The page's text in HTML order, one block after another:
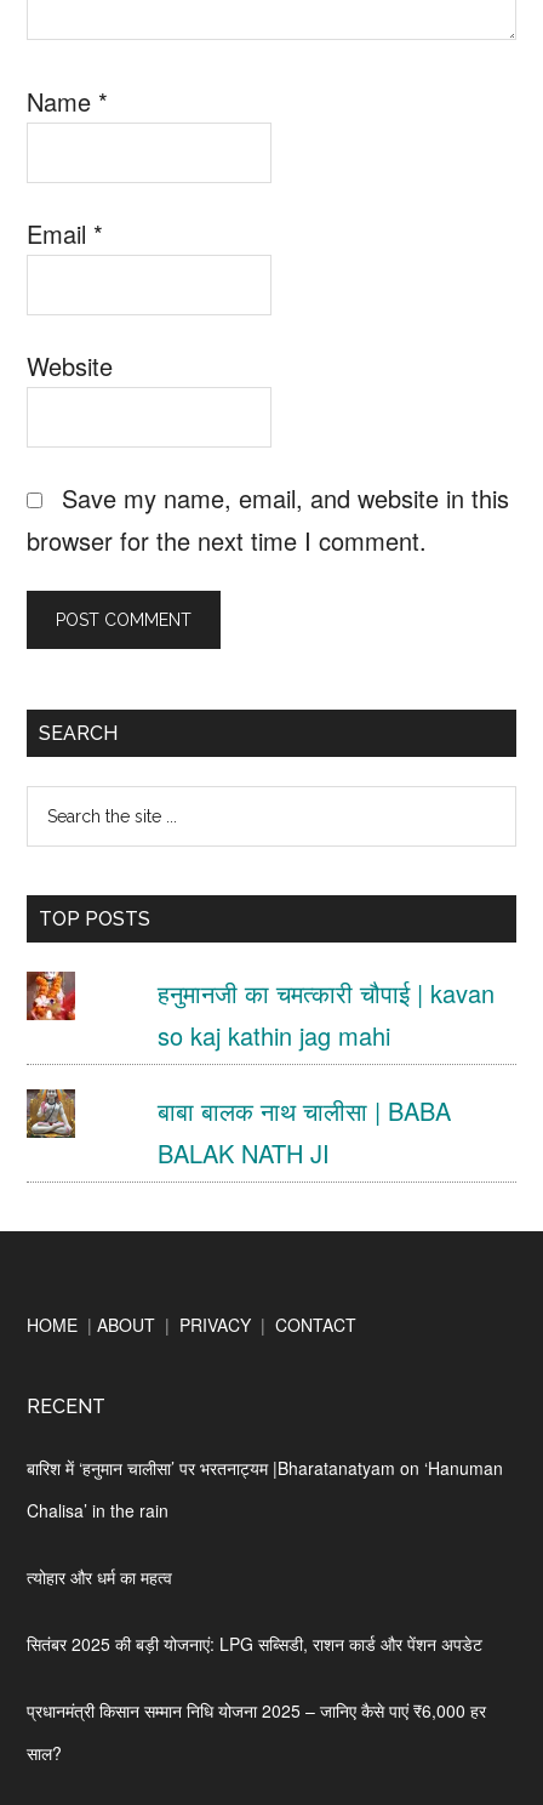
Name *
Email *
Website
Save my name, email, and website in this
browser for the next time I comment.
Primary
SEARCH
Search
the
site
...TOP POSTS
हनुमानजी का चमत्कारी चौपाई | kavan
so kaj kathin jag mahi
बाबा बालक नाथ चालीसा | BABA
BALAK NATH JI
Footer
HOME |ABOUT | PRIVACY |CONTACT
RECENT
बारिश में ‘हनुमान चालीसा’ पर भरतनाट्यम |Bharatanatyam on ‘Hanuman
Chalisa’ in the rain
त्योहार और धर्म का महत्व
सितंबर 2025 की बड़ी योजनाएं: LPG सब्सिडी, राशन कार्ड और पेंशन अपडेट
प्रधानमंत्री किसान सम्मान निधि योजना 2025 – जानिए कैसे पाएं ₹6,000 हर
साल?